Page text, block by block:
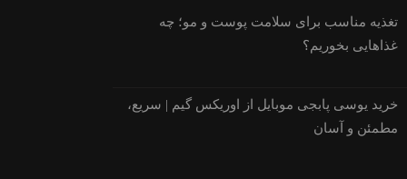
تغذیه مناسب برای سلامت پوست و مو؛ چه
غذاهایی بخوریم؟
خرید یوسی پابجی موبایل از اوریکس گیم | سریع،
مطمئن و آسان